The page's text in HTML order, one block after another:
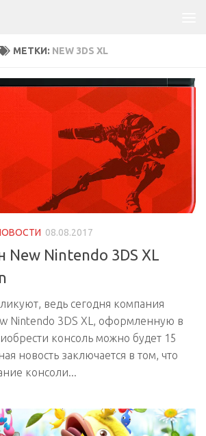
МЕТКИ: NEW 3DS XL
08.08.2017
New Nintendo 3DS XL
ведь сегодня компания
Nintendo 3DS XL, оформленную в
консоль можно будет 15
новость заключается в том, что
консоли...